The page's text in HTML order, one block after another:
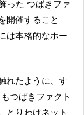
った つばきファ
開催すること
は本格的なホー
つばきファクト
とりわけネット